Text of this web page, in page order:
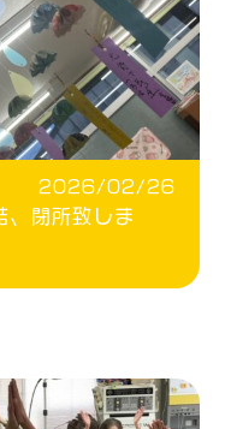
2026/02/26
、閉所致しま